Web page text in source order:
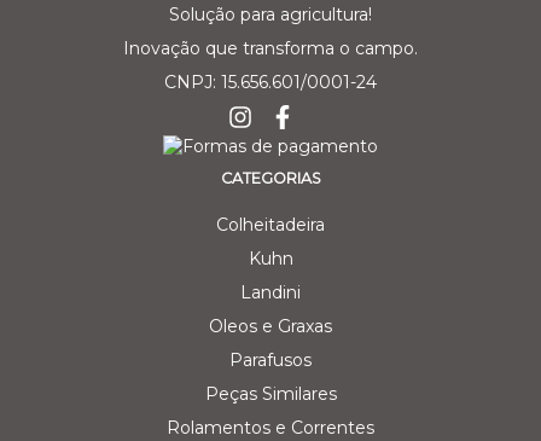
Solução para agricultura!
Inovação que transforma o campo.
CNPJ: 15.656.601/0001-24
CATEGORIAS
Colheitadeira
Kuhn
Landini
Oleos e Graxas
Parafusos
Peças Similares
Rolamentos e Correntes